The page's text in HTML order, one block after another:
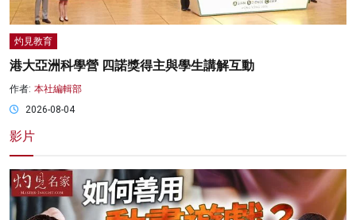
灼見教育
港大亞洲科學營 四諾獎得主與學生講解互動
作者: 本社編輯部
2026-08-04
影片